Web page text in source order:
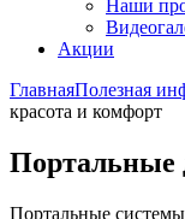
Наши
Акции
ГлавнаяПолезная
красота и комфорт
Портальные
Портальные